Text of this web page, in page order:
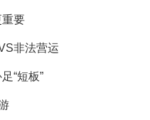
重要
非法营运
“短板”